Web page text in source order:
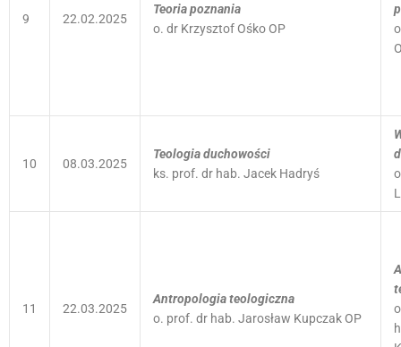
9 22.02.2025
Teoria poznania
o. dr Krzysztof Ośko OP
10 08.03.2025
Teologia duchowości
ks. prof. dr hab. Jacek Hadryś
11 22.03.2025
Antropologia teologiczna
o. prof. dr hab. Jarosław Kupczak OP